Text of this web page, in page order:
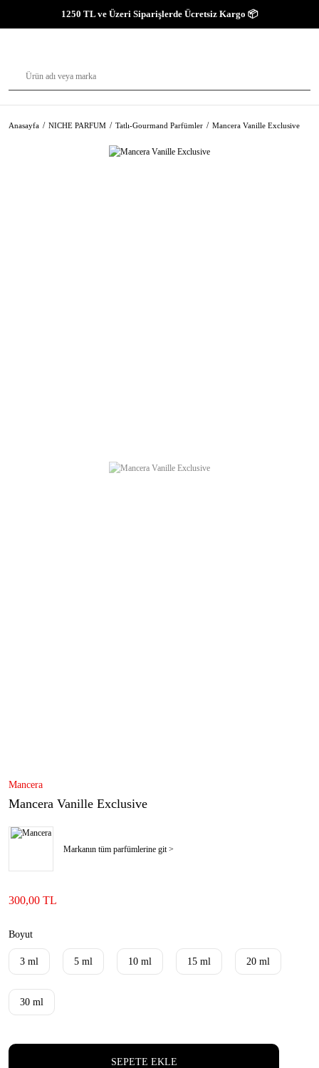
1250 TL ve Üzeri Siparişlerde Ücretsiz Kargo 📦
Anasayfa NICHE PARFUM Tatlı-Gourmand Parfümler Mancera Vanille Exclusive
Mancera
Mancera Vanille Exclusive
Markanın tüm parfümlerine git >
300,00 TL
Boyut
3 ml 5 ml 10 ml 15 ml 20 ml
30 ml
SEPETE EKLE